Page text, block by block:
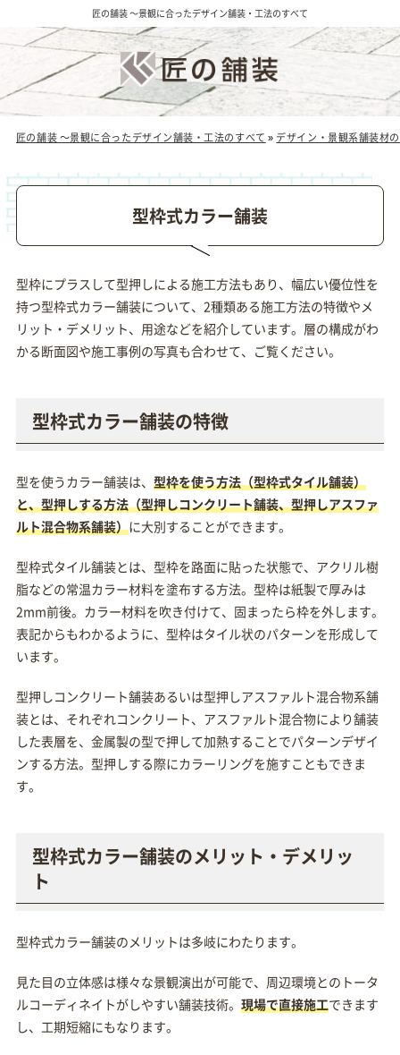
匠の舗装 ～景観に合ったデザイン舗装・工法のすべて
匠の舗装 ～景観に合ったデザイン舗装・工法のすべて » デザイン・景観系舗装材
型枠式カラー舗装
型枠にプラスして型押しによる施工方法もあり、幅広い優位性を
持つ型枠式カラー舗装について、2種類ある施工方法の特徴やメ
リット・デメリット、用途などを紹介しています。層の構成がわ
かる断面図や施工事例の写真も合わせて、ご覧ください。
型枠式カラー舗装の特徴
型を使うカラー舗装は、 型枠を使う方法（型枠式タイル舗装）
と、型押しする方法（型押しコンクリート舗装、型押しアスファ
ルト混合物系舗装）に大別することができます。
型枠式タイル舗装とは、型枠を路面に貼った状態で、アクリル樹
脂などの常温カラー材料を塗布する方法。型枠は紙製で厚みは
2mm前後。カラー材料を吹き付けて、固まったら枠を外します。
表記からもわかるように、型枠はタイル状のパターンを形成して
います。
型押しコンクリート舗装あるいは型押しアスファルト混合物系舗
装とは、それぞれコンクリート、アスファルト混合物により舗装
した表層を、金属製の型で押して加熱することでパターンデザイ
ンする方法。型押しする際にカラーリングを施すこともできま
す。
型枠式カラー舗装のメリット・デメリッ
ト
型枠式カラー舗装のメリットは多岐にわたります。
見た目の立体感は様々な景観演出が可能で、周辺環境とのトータ
ルコーディネイトがしやすい舗装技術。 現場で直接施工できます
し、工期短縮にもなります。